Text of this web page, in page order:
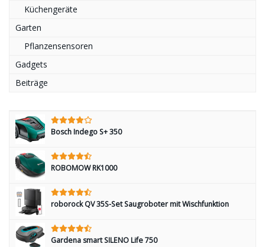
Küchengeräte
Garten
Pflanzensensoren
Gadgets
Beiträge
Bosch Indego S+ 350
ROBOMOW RK1000
roborock QV 35S-Set Saugroboter mit Wischfunktion
Gardena smart SILENO Life 750